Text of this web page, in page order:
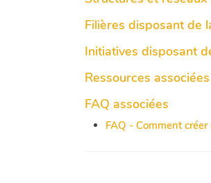
Filières disposant de
Initiatives disposant
Ressources associées
FAQ associées
FAQ - Comment